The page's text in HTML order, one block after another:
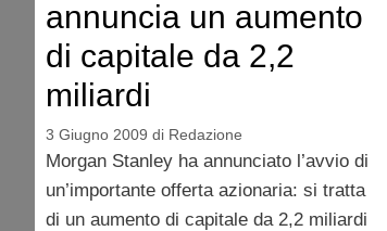
annuncia un aumento
di capitale da 2,2
miliardi
3 Giugno 2009 di Redazione
Morgan Stanley ha annunciato l’avvio di
un’importante offerta azionaria: si tratta
di un aumento di capitale da 2,2 miliardi